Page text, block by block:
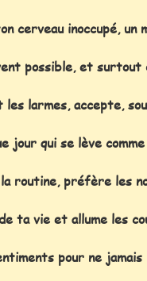
cerveau inoccupé,
possible, et surtout
les larmes, accepte,
jour qui se lève
routine, préfère les
ta vie et allume les
pour ne